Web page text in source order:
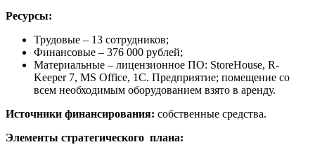
Ресурсы:
Трудовые – 13 сотрудников;
Финансовые – 376 000 рублей;
Материальные – лицензионное ПО: StoreHouse, R-
Keeper 7, MS Office, 1С. Предприятие; помещение со
всем необходимым оборудованием взято в аренду.
Источники финансирования: собственные средства.
Элементы стратегического плана: